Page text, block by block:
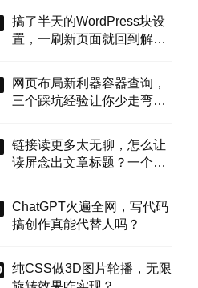
搞了半天的WordPress块设
置，一刷新页面就回到解放
今天就来盘盘怎么把这些选
项值真正存到块属性里，让
设置不再“翻车”。
网页布局新利器容器查询，
三个踩坑经验让你少走弯
链接读更多太无聊，怎么让
读屏念出文章标题？一个属
ChatGPT火遍全网，写代码
搞创作真能代替人吗？
纯CSS做3D图片轮播，无限